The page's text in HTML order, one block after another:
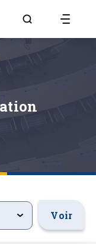
Aller à la page
Voir